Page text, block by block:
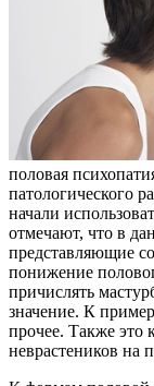
половая
патологического
начали
отмечают, что в
представляющие
понижение
причислять
значение. К
прочее. Также это
неврастеников на